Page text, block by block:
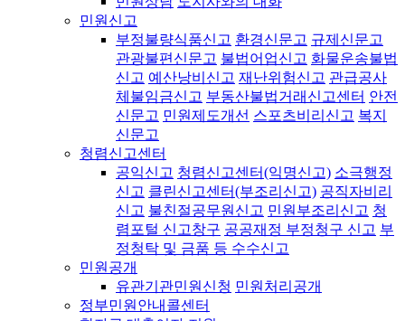
민원신고
부정불량식품신고 환경신문고 규제신문고
관광불편신문고 불법어업신고 화물운송불법
신고 예산낭비신고 재난위험신고 관급공사
체불임금신고 부동산불법거래신고센터 안전
신문고 민원제도개선 스포츠비리신고 복지
신문고
청렴신고센터
공익신고 청렴신고센터(익명신고) 소극행정
신고 클린신고센터(부조리신고) 공직자비리
신고 불친절공무원신고 민원부조리신고 청
렴포털 신고창구 공공재정 부정청구 신고 부
정청탁 및 금품 등 수수신고
민원공개
유관기관민원신청 민원처리공개
정부민원안내콜센터